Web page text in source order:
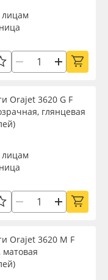
Orajet 3620 G F
глянцевая
Orajet 3620 M F